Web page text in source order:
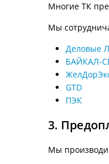
Многие ТК
Мы
Деловые
БАЙКАЛ-
GTD
ПЭК
3.
Мы